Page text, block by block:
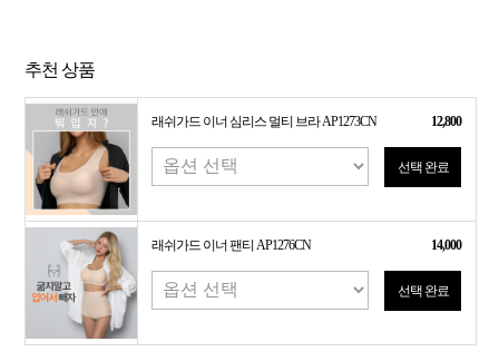
추천 상품
래쉬가드 이너 심리스 멀티 브라 AP1273CN 12,800
선택 완료
래쉬가드 이너 팬티 AP1276CN 14,000
선택 완료